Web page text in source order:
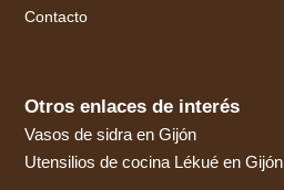
Contacto
Otros enlaces de interés
Vasos de sidra en Gijón
Utensilios de cocina Lékué en Gijón